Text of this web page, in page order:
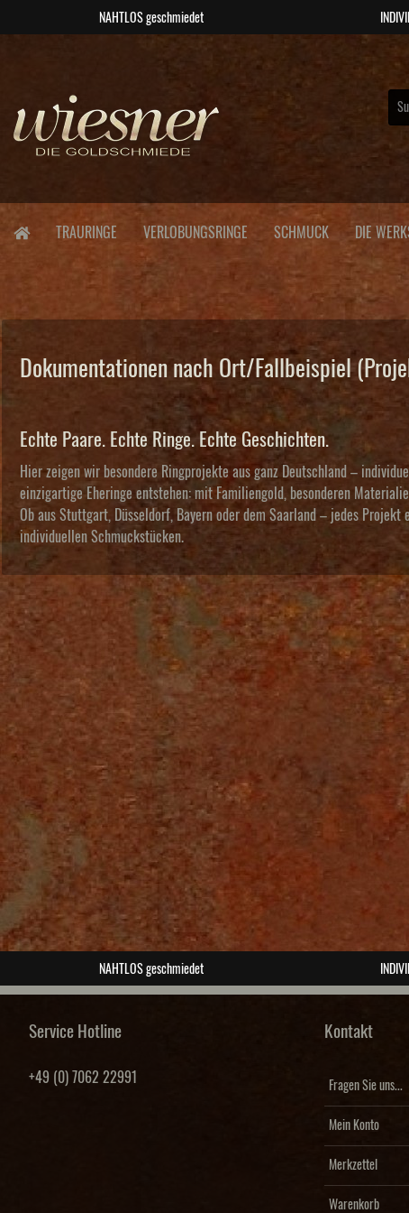
NAHTLOS geschmiedet
TRAURINGE VERLOBUNGSRINGE SCHMUCK DIE
Dokumentationen nach Ort/Fallbeispiel
Echte Paare. Echte Ringe. Echte Geschichten.
Hier zeigen wir besondere Ringprojekte aus ganz Deutschland –
einzigartige Eheringe entstehen: mit Familiengold, besonderen
Ob aus Stuttgart, Düsseldorf, Bayern oder dem Saarland – jedes
individuellen Schmuckstücken.
NAHTLOS geschmiedet
Service Hotline
+49 (0) 7062 22991
Kontakt
Fragen Sie uns...
Mein Konto
Merkzettel
Warenkorb